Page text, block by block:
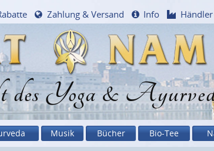
Yoga &
Zahlung & Versand Info Händler
Musik Bücher Bio-Tee